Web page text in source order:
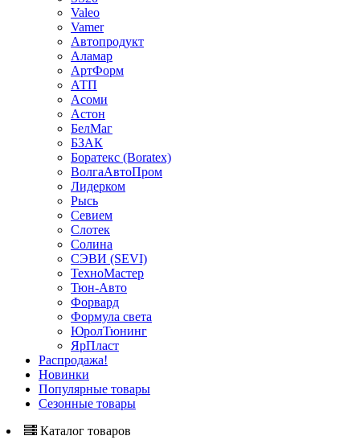
Valeo
Vamer
Автопродукт
Аламар
АртФорм
АТП
Асоми
Астон
БелМаг
БЗАК
Боратекс (Boratex)
ВолгаАвтоПром
Лидерком
Рысь
Севием
Слотек
Солина
СЭВИ (SEVI)
ТехноМастер
Тюн-Авто
Форвард
Формула света
ЮролТюнинг
ЯрПласт
Распродажа!
Новинки
Популярные товары
Сезонные товары
Каталог товаров